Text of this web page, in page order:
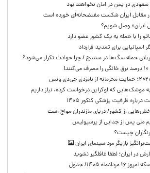
سعودی در یمن در امان نخواهند بود
مقابل ایران شکست مفتضحانه‌ای خورده است
ایران» وصل شویم؟
را با حمله به یک کشور عضو دارد
اسپانیایی برای تمدید قرارداد
موشک‌هایی که اوکراین درخواست کرده، نیاز داریم
ظرفیت پزشکی کنکور ۱۴۰۵
از کشور/ دریای مازندران مواج است
ملی پس از جدایی از پرسپولیس
چیست؟
بازیگر مرد سینمای ایران
در ایران؛ لطفا غافلگیر نشوید
۱۴۰۵/ جدول